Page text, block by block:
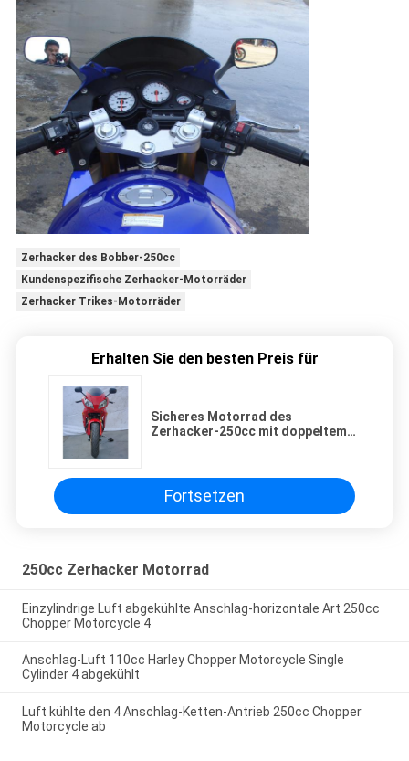
Zerhacker des Bobber-250cc
Kundenspezifische Zerhacker-Motorräder
Zerhacker Trikes-Motorräder
Erhalten Sie den besten Preis für
Sicheres Motorrad des
Zerhacker-250cc mit doppeltem
Fortsetzen
250cc Zerhacker Motorrad
Einzylindrige Luft abgekühlte Anschlag-horizontale Art 250cc
Chopper Motorcycle 4
Anschlag-Luft 110cc Harley Chopper Motorcycle Single
Cylinder 4 abgekühlt
Luft kühlte den 4 Anschlag-Ketten-Antrieb 250cc Chopper
Motorcycle ab